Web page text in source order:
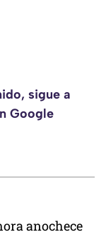
sigue a
Google
anochece